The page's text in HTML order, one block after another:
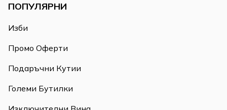
ПОПУЛЯРНИ
Изби
Промо Оферти
Подаръчни Кутии
Големи Бутилки